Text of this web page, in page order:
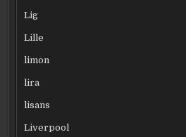
Lig
Lille
limon
lira
lisans
Liverpool